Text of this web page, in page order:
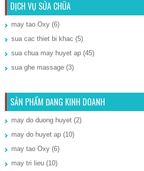
DỊCH VỤ SỬA CHỮA
may tao Oxy (6)
sua cac thiet bi khac (5)
sua chua may huyet ap (45)
sua ghe massage (3)
SẢN PHẨM ĐANG KINH DOANH
may do duong huyet (2)
may do huyet ap (10)
may tao Oxy (6)
may tri lieu (10)